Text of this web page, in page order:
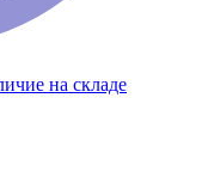
на складе